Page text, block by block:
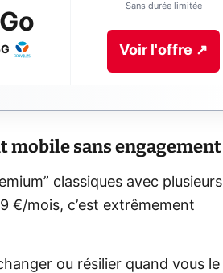
Sans durée limitée
Voir l'offre ↗
mobile sans engagement
classiques avec plusieurs
€/mois, c’est extrêmement
ou résilier quand vous le